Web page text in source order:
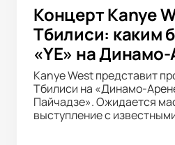
Концерт Kanye
Тбилиси: каким
«YE» на
Kanye West представит
Тбилиси на «Динамо-
Пайчадзе». Ожидается
выступление с